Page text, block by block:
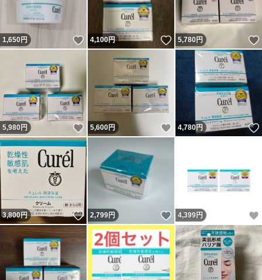
1,650円 いいね！
4,100円 いいね！
5,780円
5,980円 いいね！
5,600円 いいね！
4,780円
3,800円 いいね！
2,799円 いいね！
4,399円